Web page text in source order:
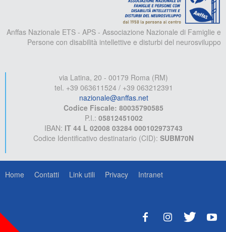
Anffas Nazionale ETS - APS - Associazione Nazionale di Famiglie e
Persone con disabilità intellettive e disturbi del neurosviluppo
via Latina, 20 - 00179 Roma (RM)
tel. +39 063611524 / +39 063212391
nazionale@anffas.net
Codice Fiscale: 80035790585
P.I.: 05812451002
IBAN: IT 44 L 02008 03284 000102973743
Codice Identificativo destinatario (CID): SUBM70N
Home Contatti Link utili Privacy Intranet